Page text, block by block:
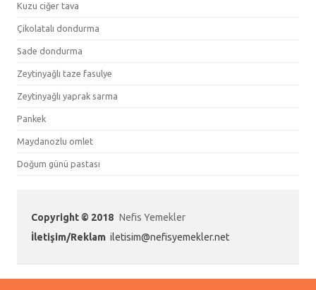
Kuzu ciğer tava
Çikolatalı dondurma
Sade dondurma
Zeytinyağlı taze fasulye
Zeytinyağlı yaprak sarma
Pankek
Maydanozlu omlet
Doğum günü pastası
Copyright © 2018 Nefis Yemekler
İletişim/Reklam iletisim@nefisyemekler.net